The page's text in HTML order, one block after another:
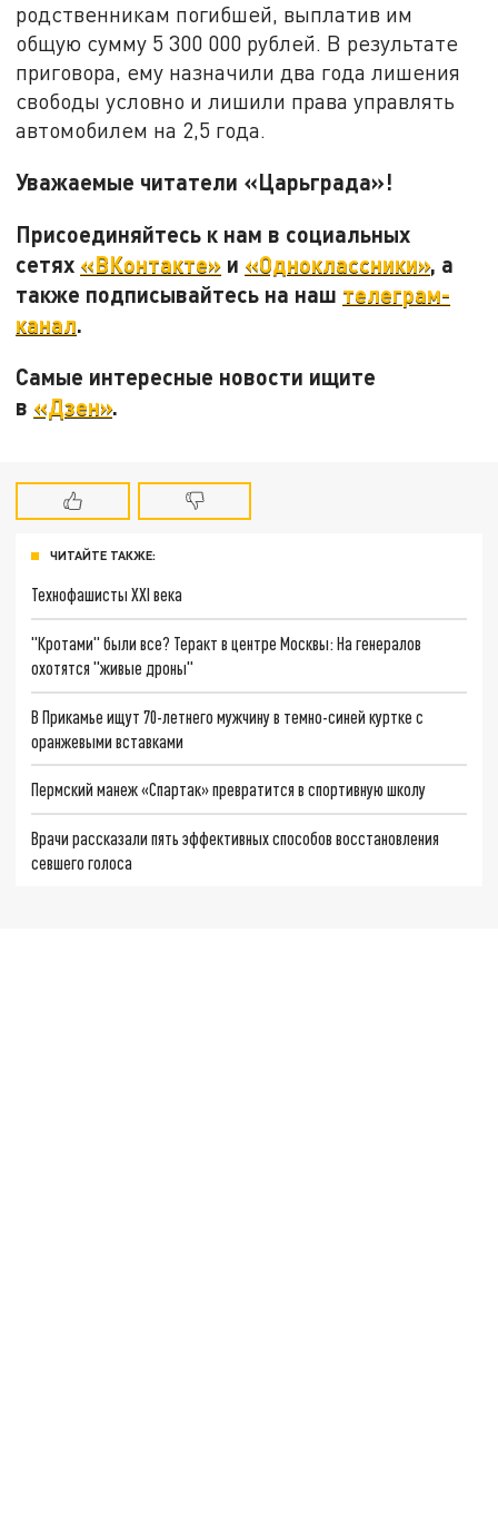
родственникам погибшей, выплатив им
общую сумму 5 300 000 рублей. В результате
приговора, ему назначили два года лишения
свободы условно и лишили права управлять
автомобилем на 2,5 года.
Уважаемые читатели «Царьграда»!
Присоединяйтесь к нам в социальных
сетях «ВКонтакте» и «Одноклассники», а
также подписывайтесь на наш телеграм-
канал.
Самые интересные новости ищите
в «Дзен».
ЧИТАЙТЕ ТАКЖЕ:
Технофашисты XXI века
"Кротами" были все? Теракт в центре Москвы: На генералов
охотятся "живые дроны"
В Прикамье ищут 70-летнего мужчину в темно-синей куртке с
оранжевыми вставками
Пермский манеж «Спартак» превратится в спортивную школу
Врачи рассказали пять эффективных способов восстановления
севшего голоса